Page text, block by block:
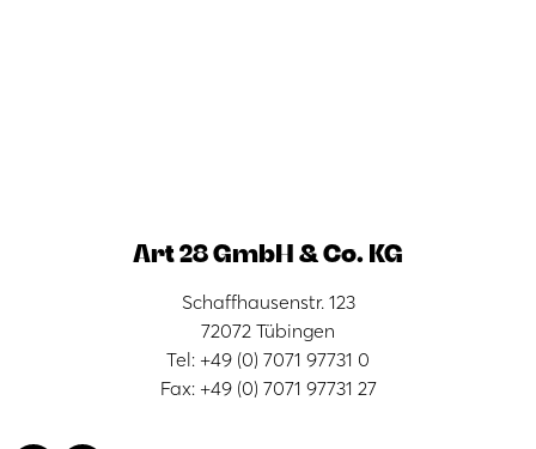
Art 28 GmbH & Co. KG
Schaffhausenstr. 123
72072 Tübingen
Tel: +49 (0) 7071 97731 0
Fax: +49 (0) 7071 97731 27